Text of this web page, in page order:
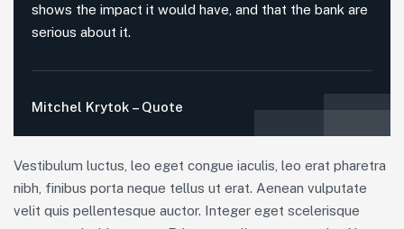
shows the impact it would have, and that the bank are
serious about it.
Mitchel Krytok – Quote
Vestibulum luctus, leo eget congue iaculis, leo erat pharetra
nibh, finibus porta neque tellus ut erat. Aenean vulputate
velit quis pellentesque auctor. Integer eget scelerisque